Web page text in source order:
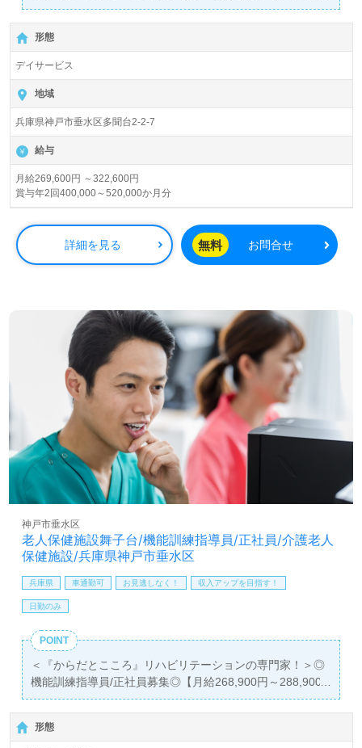
ープ！＞◎管理職候補/正社員募集◎【月給269,600円 ～
322,600円/賞与2回】＊精神保健福祉士、ケアマネジャ
ー、社会福祉士、介護福祉士有資格者向け求人＊『舞子
駅』より路線バスが便利です。
1日ご利用定員30名『ツクイ神戸多聞台』ツクイグループ/
株式会社ツクイ TSUKUI CORPORATION（本社：神奈川
県横浜市）様が運営されています。業界トップクラスのデ
イサービス事業所数は500施設以上。北海道から沖縄まで
47都道府県に717拠点のデイサービス、有料老人ホーム、
グループホーム、サービス付き高齢者向け住宅、訪問入浴/
看護/介護、ショートステイ、居宅介護支援、小規模多機
能、障がい者向け福祉事業を展開されています。
◎ツクイグループ様で管理職のキャリアを描く！入社半年
～1年程度の現場経験を経て、管理職のパスポートをあな
ちろん、これから管理職を目指される方も幅広く募集しま
す。デイサービスでの勤務経験は問いません。各種研修、
手厚い福利厚生、永年勤続表彰制度（10・20・30年）もあ
なたのチカラに！『ご利用者様、ご家族様に喜んでいただ
ける施設運営に尽力したい』『介護業界への夢や想いをカ
タチにしたい』『転職で管理職候補にチャレンジしたい、
環境を変えて働きたい』等の方も大歓迎です。サービスエ
リアは神戸市西区、垂水区、須磨区、明石市。こちらの求
人は＜ハイクラス/管理職紹介専任コンサルタント＞よりご
案内します。お問い合わせも遠慮なくお願いします。
全国の求人ご紹介！医療/福祉業界の正社員/パート求人探
しは【ウィルオブ介護】＊求人情報収集、将来的検討の方
も遠慮なく＊
LINE、メール、お電話などご希望に応じてお問い合わせ/ご
料サービスをご利用いただけます。＜非公開求人も取扱い
あり！＞"転職支援"のプロと一緒に転職活動！お問い合わ
形態
デイサービス
地域
兵庫県神戸市垂水区多聞台2-2-7
給与
月給269,600円 ～322,600円
賞与年2回400,000～520,000か月分
詳細を見る 無料 お問合せ
老人保健施設舞子台/機能訓練指導員/正社員/介護老人
保健施設/兵庫県神戸市垂水区
神戸市垂水区
兵庫県 車通勤可 お見逃しなく！ 収入アップを目指す！
日勤のみ
POINT
＜『からだとこころ』リハビリテーションの専門家！＞◎
機能訓練指導員/正社員募集◎【月給268,900円～288,900
円/賞与2回】
＊理学療法士、作業療法士免許有資格者向け求人＊『舞子
駅』より路線バス、お車通勤可能です。
形態